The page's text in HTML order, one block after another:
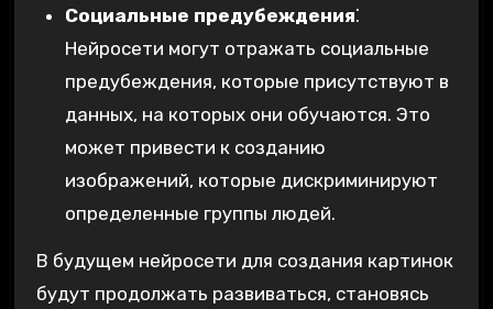
Социальные предубеждения⁚
Нейросети могут отражать социальные
предубеждения, которые присутствуют в
данных, на которых они обучаются. Это
может привести к созданию
изображений, которые дискриминируют
определенные группы людей.
В будущем нейросети для создания картинок
будут продолжать развиваться, становясь